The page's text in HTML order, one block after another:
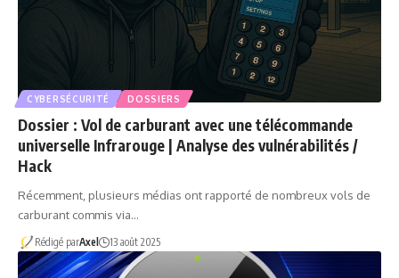
CYBERSÉCURITÉ DOSSIERS
Dossier : Vol de carburant avec une télécommande
universelle Infrarouge | Analyse des vulnérabilités /
Hack
Récemment, plusieurs médias ont rapporté de nombreux vols de
carburant commis via…
Rédigé parAxel 13 août 2025